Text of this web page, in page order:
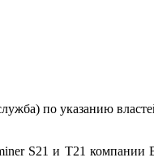
по указанию
S21 и T21 компании